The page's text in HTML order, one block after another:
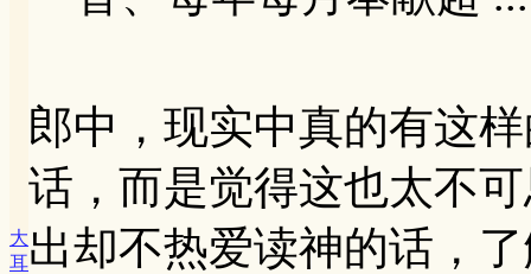
大
耳
郎中，现实中真的有这
话，而是觉得这也太不
出却不热爱读神的话，